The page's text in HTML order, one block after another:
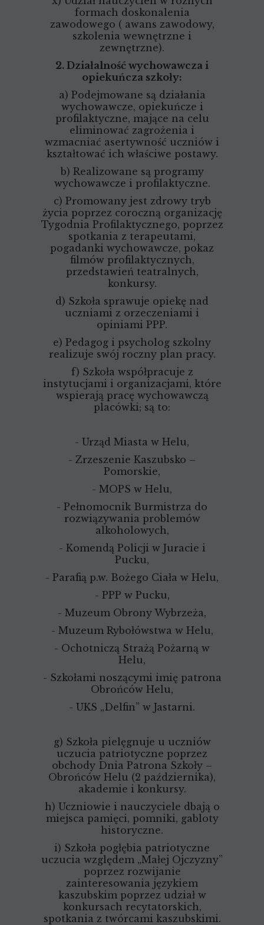
formach doskonalenia
zawodowego ( awans zawodowy,
szkolenia wewnętrzne i
zewnętrzne).
2. Działalność wychowawcza i
opiekuńcza szkoły:
a) Podejmowane są działania
wychowawcze, opiekuńcze i
profilaktyczne, mające na celu
eliminować zagrożenia i
wzmacniać asertywność uczniów i
kształtować ich właściwe postawy.
b) Realizowane są programy
wychowawcze i profilaktyczne.
c) Promowany jest zdrowy tryb
życia poprzez coroczną organizację
Tygodnia Profilaktycznego, poprzez
spotkania z terapeutami,
pogadanki wychowawcze, pokaz
filmów profilaktycznych,
przedstawień teatralnych,
konkursy.
d) Szkoła sprawuje opiekę nad
uczniami z orzeczeniami i
opiniami PPP.
e) Pedagog i psycholog szkolny
realizuje swój roczny plan pracy.
f) Szkoła współpracuje z
instytucjami i organizacjami, które
wspierają pracę wychowawczą
placówki; są to:
- Urząd Miasta w Helu,
- Zrzeszenie Kaszubsko –
Pomorskie,
- MOPS w Helu,
- Pełnomocnik Burmistrza do
rozwiązywania problemów
alkoholowych,
- Komendą Policji w Juracie i
Pucku,
- Parafią p.w. Bożego Ciała w Helu,
- PPP w Pucku,
- Muzeum Obrony Wybrzeża,
- Muzeum Rybołówstwa w Helu,
- Ochotniczą Strażą Pożarną w
Helu,
- Szkołami noszącymi imię patrona
Obrońców Helu,
- UKS „Delfin” w Jastarni.
g) Szkoła pielęgnuje u uczniów
uczucia patriotyczne poprzez
obchody Dnia Patrona Szkoły –
Obrońców Helu (2 października),
akademie i konkursy.
h) Uczniowie i nauczyciele dbają o
miejsca pamięci, pomniki, gabloty
historyczne.
i) Szkoła pogłębia patriotyczne
uczucia względem „Małej Ojczyzny”
poprzez rozwijanie
zainteresowania językiem
kaszubskim poprzez udział w
konkursach recytatorskich,
spotkania z twórcami kaszubskimi.